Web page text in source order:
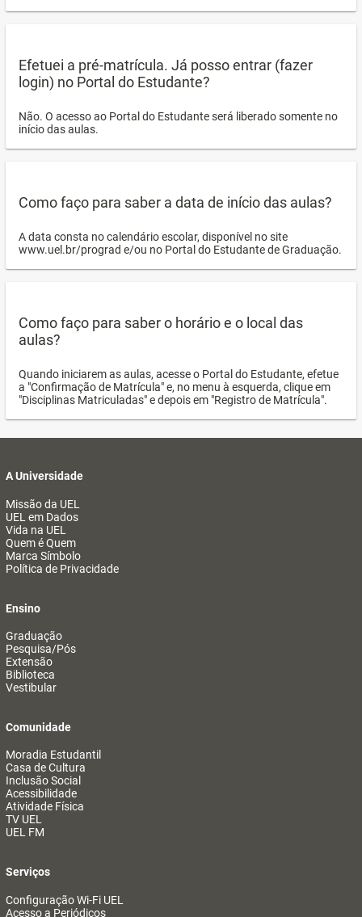
Efetuei a pré-matrícula. Já posso entrar (fazer
login) no Portal do Estudante?
Não. O acesso ao Portal do Estudante será liberado somente no
início das aulas.
Como faço para saber a data de início das aulas?
A data consta no calendário escolar, disponível no site
www.uel.br/prograd e/ou no Portal do Estudante de Graduação.
Como faço para saber o horário e o local das
aulas?
Quando iniciarem as aulas, acesse o Portal do Estudante, efetue
a "Confirmação de Matrícula" e, no menu à esquerda, clique em
"Disciplinas Matriculadas" e depois em "Registro de Matrícula".
A Universidade
Missão da UEL
UEL em Dados
Vida na UEL
Quem é Quem
Marca Símbolo
Política de Privacidade
Ensino
Graduação
Pesquisa/Pós
Extensão
Biblioteca
Vestibular
Comunidade
Moradia Estudantil
Casa de Cultura
Inclusão Social
Acessibilidade
Atividade Física
TV UEL
UEL FM
Serviços
Configuração Wi-Fi UEL
Acesso a Periódicos